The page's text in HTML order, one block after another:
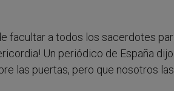
facultar a todos los sacerdotes
Un periódico de España
las puertas, pero que nosotros